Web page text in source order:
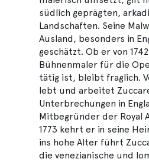
südlich geprägten,
Landschaften. Seine
Ausland, besonders in
geschätzt. Ob er von
Bühnenmaler für die
tätig ist, bleibt fraglich.
lebt und arbeitet
Unterbrechungen in
Mitbegründer der Royal
1773 kehrt er in seine
ins hohe Alter führt
die venezianische und